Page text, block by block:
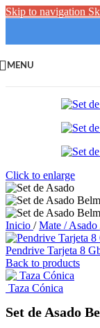
Skip to navigation
MENU
Click to enlarge
Inicio / Mate / Asado
Pendrive Tarjeta 8
Back to products
Taza Cónica
Set de Asado